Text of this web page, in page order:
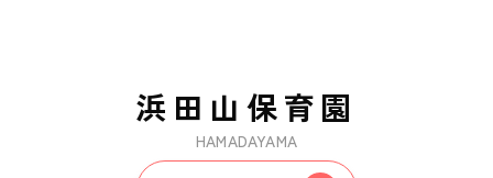
浜田山保育園
HAMADAYAMA